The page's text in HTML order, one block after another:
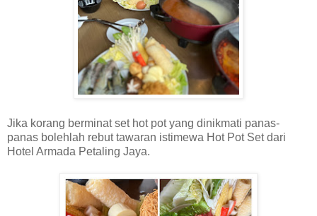
Jika korang berminat set hot pot yang dinikmati panas-
panas bolehlah rebut tawaran istimewa Hot Pot Set dari
Hotel Armada Petaling Jaya.